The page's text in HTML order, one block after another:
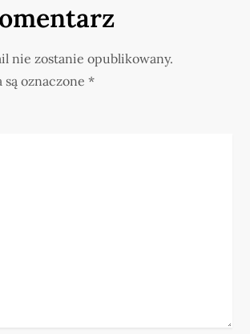
nie zostanie opublikowany.
są oznaczone*